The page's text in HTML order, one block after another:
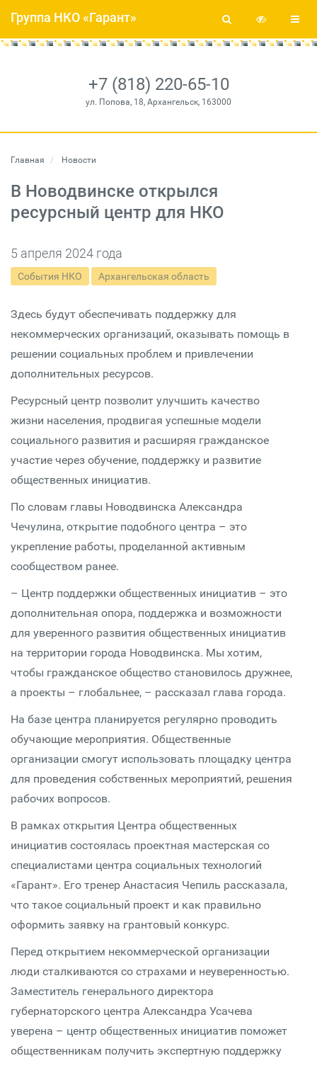
+7 (818) 220-65-10
ул. Попова, 18, Архангельск, 163000
Группа НКО «Гарант»
Главная Новости
В Новодвинске открылся
ресурсный центр для НКО
5 апреля 2024 года
События НКО Архангельская область
Здесь будут обеспечивать поддержку для
некоммерческих организаций, оказывать помощь в
решении социальных проблем и привлечении
дополнительных ресурсов.
Ресурсный центр позволит улучшить качество
жизни населения, продвигая успешные модели
социального развития и расширяя гражданское
участие через обучение, поддержку и развитие
общественных инициатив.
По словам главы Новодвинска Александра
Чечулина, открытие подобного центра – это
укрепление работы, проделанной активным
сообществом ранее.
– Центр поддержки общественных инициатив – это
дополнительная опора, поддержка и возможности
для уверенного развития общественных инициатив
на территории города Новодвинска. Мы хотим,
чтобы гражданское общество становилось дружнее,
а проекты – глобальнее, – рассказал глава города.
На базе центра планируется регулярно проводить
обучающие мероприятия. Общественные
организации смогут использовать площадку центра
для проведения собственных мероприятий, решения
рабочих вопросов.
В рамках открытия Центра общественных
инициатив состоялась проектная мастерская со
специалистами центра социальных технологий
«Гарант». Его тренер Анастасия Чепиль рассказала,
что такое социальный проект и как правильно
оформить заявку на грантовый конкурс.
Перед открытием некоммерческой организации
люди сталкиваются со страхами и неуверенностью.
Заместитель генерального директора
губернаторского центра Александра Усачева
уверена – центр общественных инициатив поможет
общественникам получить экспертную поддержку